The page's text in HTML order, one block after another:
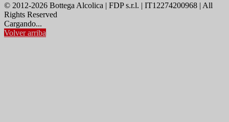
© 2012-2026 Bottega Alcolica | FDP s.r.l. | IT12274200968 | All
Rights Reserved
Cargando...
Volver arriba